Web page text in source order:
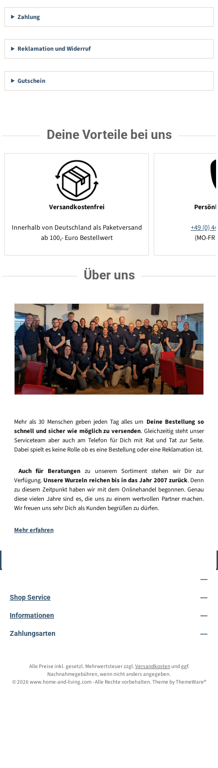
Zahlung
Reklamation und Widerruf
Gutschein
Deine Vorteile bei uns
Versandkostenfrei
Innerhalb von Deutschland als Paketversand
ab 100,- Euro Bestellwert
+49 (0)
(MO-
Über uns
Mehr als 30 Menschen geben jeden Tag alles um Deine Bestellung so
schnell und sicher wie möglich zu versenden. Gleichzeitig steht unser
Serviceteam aber auch am Telefon für Dich mit Rat und Tat zur Seite.
Dabei spielt es keine Rolle ob es eine Bestellung oder eine Reklamation ist.
Auch für Beratungen zu unserem Sortiment stehen wir Dir zur
Verfügung. Unsere Wurzeln reichen bis in das Jahr 2007 zurück. Denn
zu diesem Zeitpunkt haben wir mit dem Onlinehandel begonnen. Genau
diese vielen Jahre sind es, die uns zu einem wertvollen Partner machen.
Wir freuen uns sehr Dich als Kunden begrüßen zu dürfen.
Mehr erfahren
Shop Service
Informationen
Zahlungsarten
Alle Preise inkl. gesetzl. Mehrwertsteuer zzgl. Versandkostenund ggf.
Nachnahmegebühren, wenn nicht anders angegeben.
© 2026 www.home-and-living.com - Alle Rechte vorbehalten. Theme byThemeWare®